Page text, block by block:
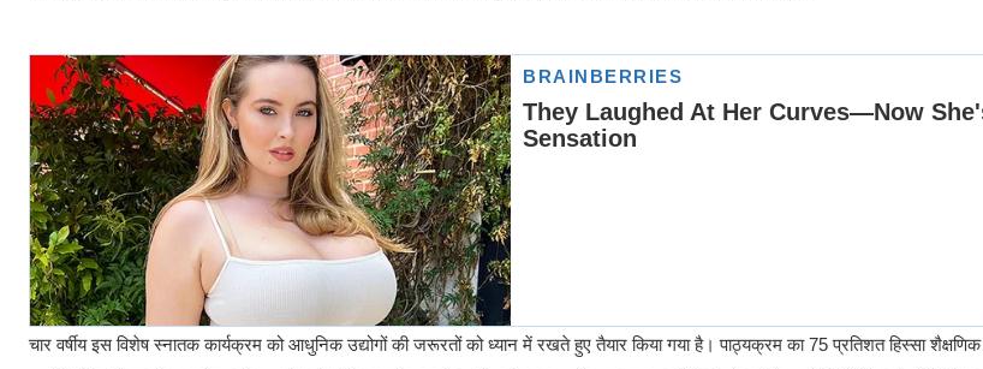
चार वर्षीय इस विशेष स्नातक कार्यक्रम को आधुनिक उद्योगों की जरूरतों को ध्यान में रखते हुए तैयार किया गया है। पाठ्यक्रम का 75 प्रतिशत हिस्सा